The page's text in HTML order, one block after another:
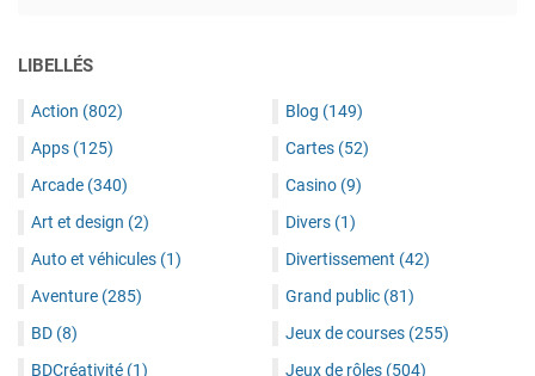
LIBELLÉS
Action (802)
Apps (125)
Arcade (340)
Art et design (2)
Auto et véhicules (1)
Aventure (285)
BD (8)
BDCréativité (1)
Blog (149)
Cartes (52)
Casino (9)
Divers (1)
Divertissement (42)
Grand public (81)
Jeux de courses (255)
Jeux de rôles (504)